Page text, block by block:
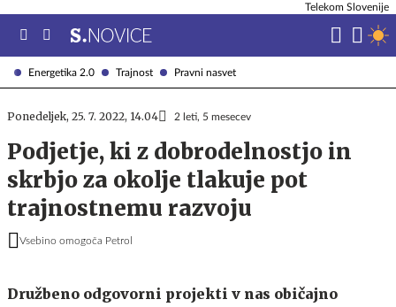
Energetika 2.0 Trajnost Pravni nasvet
Telekom Slovenije
Ponedeljek, 25. 7. 2022, 14.04 2 leti, 5 mesecev
Podjetje, ki z dobrodelnostjo in
skrbjo za okolje tlakuje pot
trajnostnemu razvoju
Vsebino omogoča Petrol
Družbeno odgovorni projekti v nas običajno